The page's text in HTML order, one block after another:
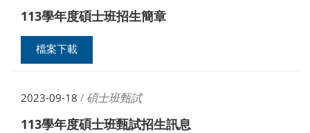
113學年度碩士班招生簡章
檔案下載
2023-09-18 / 碩士班甄試
113學年度碩士班甄試招生訊息